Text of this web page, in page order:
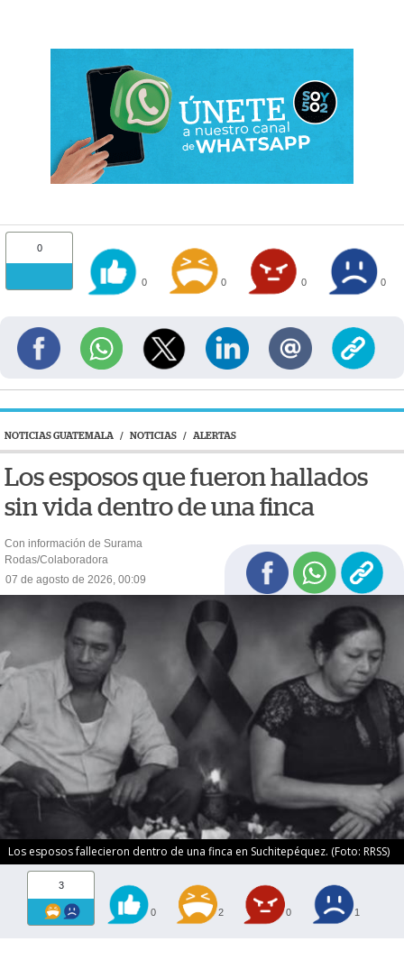
0
0 0 0 0
NOTICIAS GUATEMALA / NOTICIAS / ALERTAS
Los esposos que fueron hallados
sin vida dentro de una finca
Con información de Surama
Rodas/Colaboradora
07 de agosto de 2026, 00:09
Los esposos fallecieron dentro de una finca en Suchitepéquez. (Foto: RRSS)
3
0 2 0 1